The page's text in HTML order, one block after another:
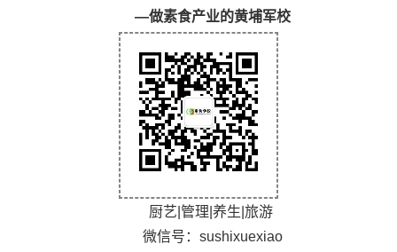
—做素食产业的黄埔军校
厨艺|管理|养生|旅游
微信号：sushixuexiao